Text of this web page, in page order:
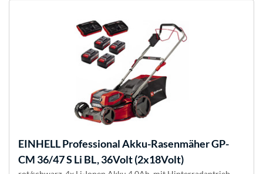
EINHELLProfessional Akku-Rasenmäher GP-
CM 36/47 S Li BL, 36Volt (2x18Volt)